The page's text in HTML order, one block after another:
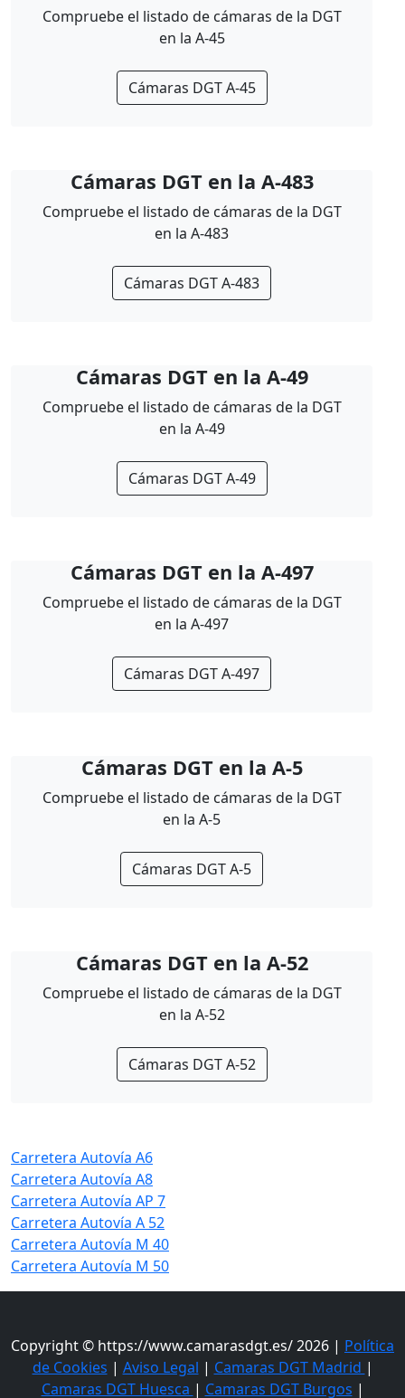
Compruebe el listado de cámaras de la DGT
en la A-45
Cámaras DGT A-45
Cámaras DGT en la A-483
Compruebe el listado de cámaras de la DGT
en la A-483
Cámaras DGT A-483
Cámaras DGT en la A-49
Compruebe el listado de cámaras de la DGT
en la A-49
Cámaras DGT A-49
Cámaras DGT en la A-497
Compruebe el listado de cámaras de la DGT
en la A-497
Cámaras DGT A-497
Cámaras DGT en la A-5
Compruebe el listado de cámaras de la DGT
en la A-5
Cámaras DGT A-5
Cámaras DGT en la A-52
Compruebe el listado de cámaras de la DGT
en la A-52
Cámaras DGT A-52
Carretera Autovía A6
Carretera Autovía A8
Carretera Autovía AP 7
Carretera Autovía A 52
Carretera Autovía M 40
Carretera Autovía M 50
Copyright © https://www.camarasdgt.es/ 2026 | Política
de Cookies | Aviso Legal | Camaras DGT Madrid |
Camaras DGT Huesca | Camaras DGT Burgos |